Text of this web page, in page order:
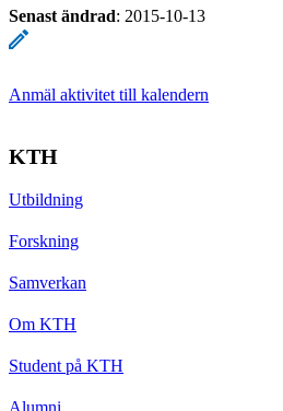
Senast ändrad: 2015-10-13
Anmäl aktivitet till kalendern
KTH
Utbildning
Forskning
Samverkan
Om KTH
Student på KTH
Alumni